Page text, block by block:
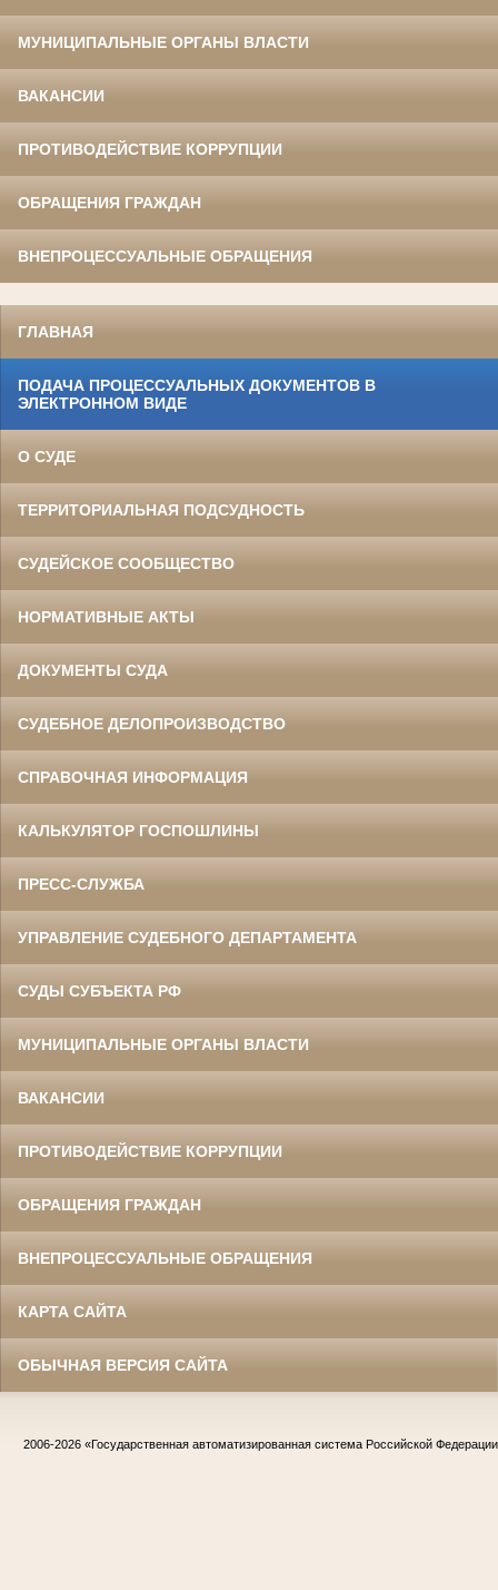
МУНИЦИПАЛЬНЫЕ ОРГАНЫ ВЛАСТИ
ВАКАНСИИ
ПРОТИВОДЕЙСТВИЕ КОРРУПЦИИ
ОБРАЩЕНИЯ ГРАЖДАН
ВНЕПРОЦЕССУАЛЬНЫЕ ОБРАЩЕНИЯ
ГЛАВНАЯ
ПОДАЧА ПРОЦЕССУАЛЬНЫХ ДОКУМЕНТОВ В
ЭЛЕКТРОННОМ ВИДЕ
О СУДЕ
ТЕРРИТОРИАЛЬНАЯ ПОДСУДНОСТЬ
СУДЕЙСКОЕ СООБЩЕСТВО
НОРМАТИВНЫЕ АКТЫ
ДОКУМЕНТЫ СУДА
СУДЕБНОЕ ДЕЛОПРОИЗВОДСТВО
СПРАВОЧНАЯ ИНФОРМАЦИЯ
КАЛЬКУЛЯТОР ГОСПОШЛИНЫ
ПРЕСС-СЛУЖБА
УПРАВЛЕНИЕ СУДЕБНОГО ДЕПАРТАМЕНТА
СУДЫ СУБЪЕКТА РФ
МУНИЦИПАЛЬНЫЕ ОРГАНЫ ВЛАСТИ
ВАКАНСИИ
ПРОТИВОДЕЙСТВИЕ КОРРУПЦИИ
ОБРАЩЕНИЯ ГРАЖДАН
ВНЕПРОЦЕССУАЛЬНЫЕ ОБРАЩЕНИЯ
КАРТА САЙТА
ОБЫЧНАЯ ВЕРСИЯ САЙТА
2006-2026 «Государственная автоматизированная система Российской